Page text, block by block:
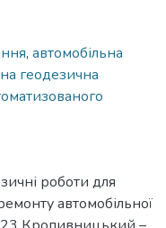
, автомобільна
геодезична
роботи для
автомобільної